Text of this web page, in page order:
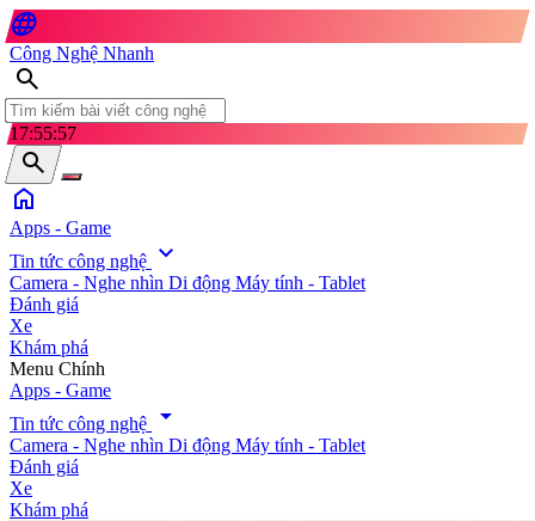
language
Công Nghệ Nhanh
search
17:55:58
search
home
Apps - Game
Tin tức công nghệ expand_more
Camera - Nghe nhìn Di động Máy tính - Tablet
Đánh giá
Xe
Khám phá
search
Menu Chính
Apps - Game
Tin tức công nghệ
arrow_drop_down
Camera - Nghe nhìn Di động Máy tính - Tablet
Đánh giá
Xe
Khám phá